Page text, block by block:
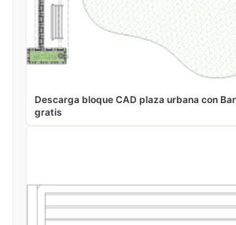
Descarga bloque CAD plaza urbana con
gratis